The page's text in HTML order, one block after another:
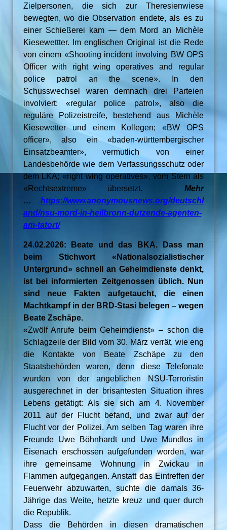
Zielpersonen, die sich zur Theresienwiese
bewegten, wo die Observation endete, als es zu
einer Schießerei kam — dem Mord an Michèle
Kiesewettter. Im englischen Original ist die Rede
von einem «Shooting incident involving BW OPS
Officer with right wing operatives and regular
police patrol an the scene». In den
Schusswechsel waren demnach drei Parteien
involviert: «regular police patrol», also die
reguläre Polizeistreife, bestehend aus Michèle
Kiesewetter und einem Kollegen; «BW OPS
officer», also ein «baden-württembergischer
Einsatzbeamter», vermutlich von einer
Landesbehörde wie dem Verfassungsschutz oder
dem LKA; «right wing operatives», vom Stern als
«Rechtsextreme» übersetzt.Mehr
…https://www.anonymousnews.org/deutschl
and/nsu-mord-in-heilbronn-dutzende-agenten-
am-tatort/
24.02.2026: Beate und das BKA. Dass man
beim Stichwort «Nationalsozialistischer
Untergrund» schnell an Geheimdienste denkt,
ist bei informierten Zeitgenossen üblich. Nun
sind neue Fakten aufgetaucht, die einen
Machtkampf in der BRD-Stasi belegen – wegen
Beate Zschäpe.
«Zwölf Anrufe beim Geheimdienst» – schon die
Schlagzeile der Bild vom 30. März verrät, wie eng
die Kontakte von Beate Zschäpe zu den
Staatsbehörden waren, denn diese Telefonate
wurden von der angeblichen NSU-Terroristin
ausgerechnet in der brisantesten Situation ihres
Lebens getätigt: Als sie sich am 4. November
2011 auf der Flucht befand, und zwar auf der
Flucht vor der Polizei. Am selben Tag waren ihre
Freunde Uwe Böhnhardt und Uwe Mundlos in
Eisenach erschossen aufgefunden worden, war
ihre gemeinsame Wohnung in Zwickau in
Flammen aufgegangen. Anstatt das Eintreffen der
Feuerwehr abzuwarten, suchte die damals 36-
Jährige das Weite, hetzte kreuz und quer durch
die Republik.
Dass die Behörden in diesen dramatischen